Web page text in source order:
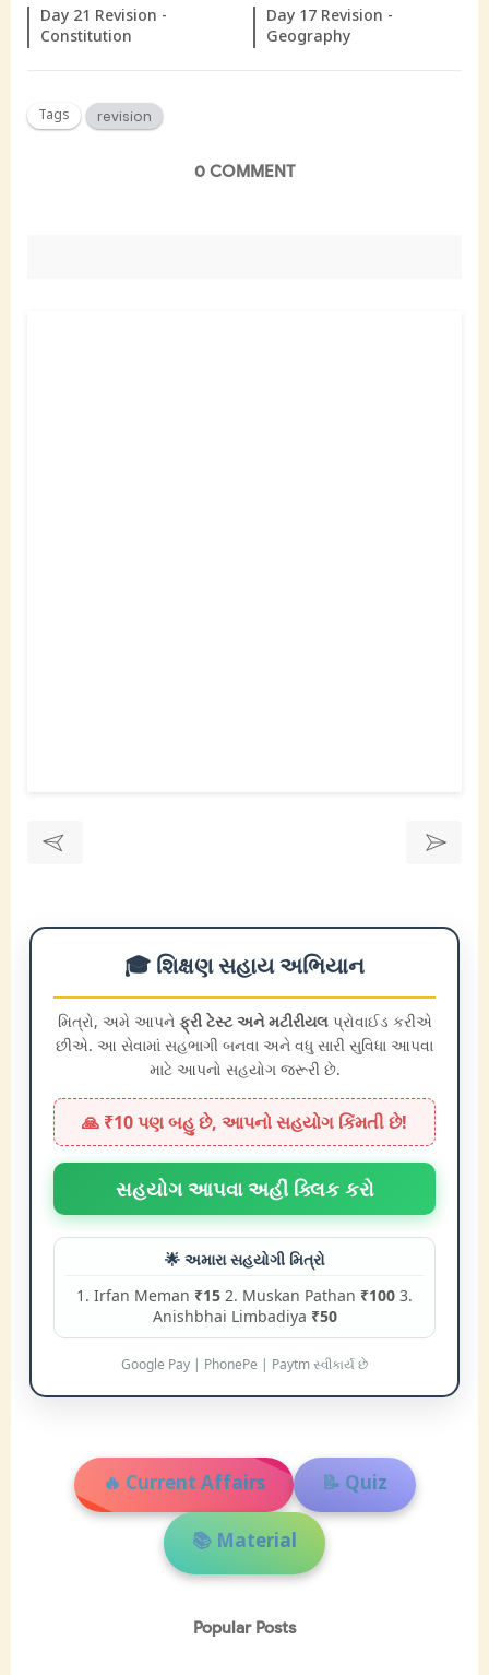
Day 21 Revision -
Constitution
Day 17 Revision -
Geography
Tags revision
0 COMMENT
🎓 શિક્ષણ સહાય અભિયાન
મિત્રો, અમે આપને ફ્રી ટેસ્ટ અને મટીરીયલપ્રોવાઈડ કરીએ
છીએ. આ સેવામાં સહભાગી બનવા અને વધુ સારી સુવિધા આપવા
માટે આપનો સહયોગ જરૂરી છે.
🙏 ₹10 પણ બહુ છે, આપનો સહયોગ કિંમતી છે!
સહયોગ આપવા અહીં ક્લિક કરો
🌟 અમારા સહયોગી મિત્રો
1. Irfan Meman ₹15 2. Muskan Pathan ₹100 3.
Anishbhai Limbadiya ₹50
Google Pay | PhonePe | Paytm સ્વીકાર્ય છે
🔥 Current Affairs 📝 Quiz
📚 Material
Popular Posts